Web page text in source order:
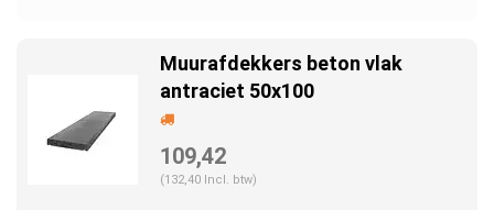
Muurafdekkers beton vlak
antraciet 50x100
109,42
(132,40 Incl. btw)